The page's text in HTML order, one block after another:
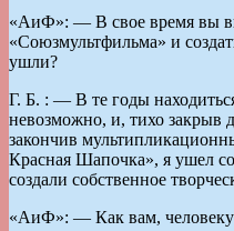
«AиФ»: — В свое время вы
«Союзмультфильма» и
ушли?
Г. Б. : — В те годы
невозможно, и, тихо закрыв
закончив
Красная Шапочка», я ушел
создали собственное
«AиФ»: — Как вам, человеку